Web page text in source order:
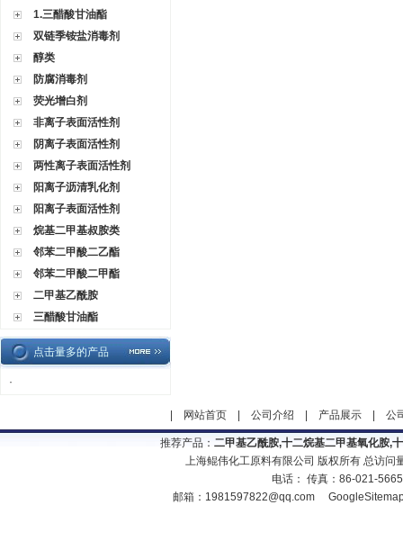
1.三醋酸甘油酯
双链季铵盐消毒剂
醇类
防腐消毒剂
荧光增白剂
非离子表面活性剂
阴离子表面活性剂
两性离子表面活性剂
阳离子沥清乳化剂
阳离子表面活性剂
烷基二甲基叔胺类
邻苯二甲酸二乙酯
邻苯二甲酸二甲酯
二甲基乙酰胺
三醋酸甘油酯
点击量多的产品
·
网站首页| 公司介绍 产品展示| 公
推荐产品： 二甲基乙酰胺,十二烷基二甲基氧化胺,
上海鲲伟化工原料有限公司 版权所有 总访问
电话： 传真：86-021-
邮箱： 1981597822@qq.com